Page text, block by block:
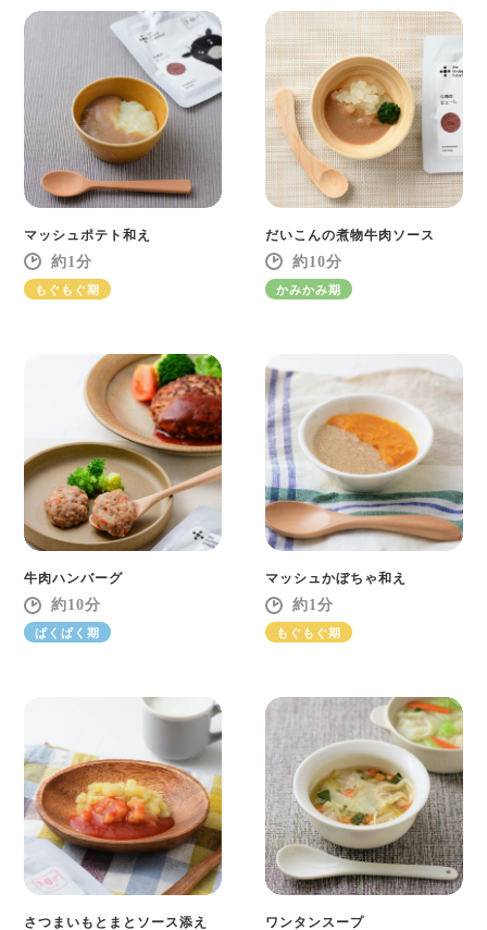
マッシュポテト和え
1
もぐもぐ期
だいこんの煮物牛肉ソース
10
かみかみ期
牛肉ハンバーグ
10
ぱくぱく期
マッシュかぼちゃ和え
1
もぐもぐ期
さつまいもとまとソース添え ワンタンスープ